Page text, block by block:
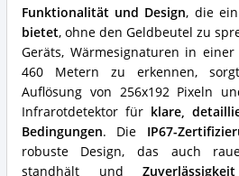
Funktionalität und Design, die ein
bietet, ohne den Geldbeutel zu
Geräts, Wärmesignaturen in
460 Metern zu erkennen,
Auflösung von 256x192 Pixeln
Infrarotdetektor für klare,
Bedingungen. Die IP67-
robuste Design, das auch
standhält und
Jagd-
Wärmebildkamera?